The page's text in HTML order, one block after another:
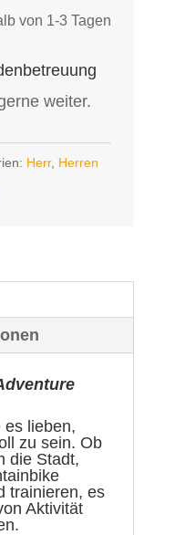
von 1-3 Tagen
weiter.
Herr, Herren
es lieben,
zu sein. Ob
die Stadt,
trainieren, es
Aktivität